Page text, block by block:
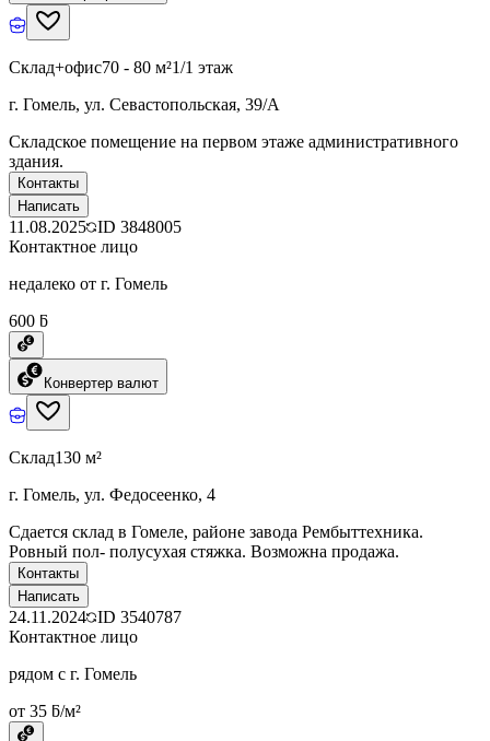
Склад+офис70 - 80 м²1/1 этаж
г. Гомель, ул. Севастопольская, 39/А
Складское помещение на первом этаже административного
здания.
Контакты
Написать
11.08.2025 ID 3848005
Контактное лицо
недалеко от г. Гомель
600 ƃ
Конвертер валют
Склад130 м²
г. Гомель, ул. Федосеенко, 4
Сдается склад в Гомеле, районе завода Рембыттехника.
Ровный пол- полусухая стяжка. Возможна продажа.
Контакты
Написать
24.11.2024 ID 3540787
Контактное лицо
рядом с г. Гомель
от 35 ƃ/м²